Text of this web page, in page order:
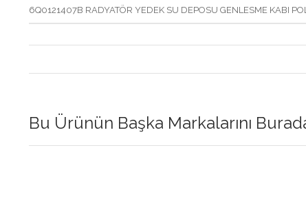
6Q0121407B RADYATÖR YEDEK SU DEPOSU GENLESME KABI
Bu Ürünün Başka Markalarını